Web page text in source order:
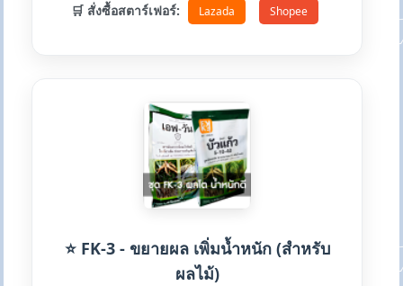
🛒 สั่งซื้อสตาร์เฟอร์: Lazada Shopee
⭐ FK-3 - ขยายผล เพิ่มน้ำหนัก (สำหรับ
ผลไม้)